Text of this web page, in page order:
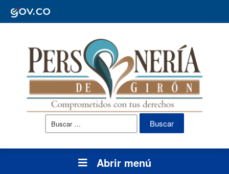
Buscar:
Abrir menú